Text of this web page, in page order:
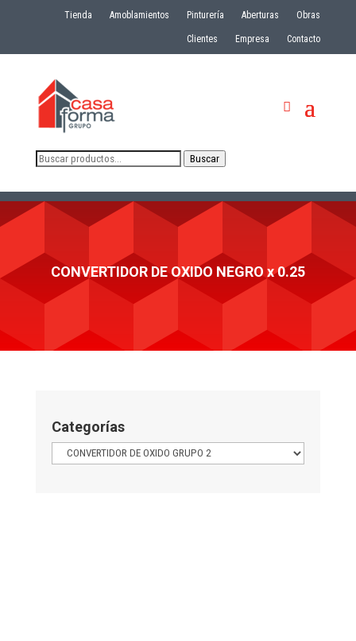
Tienda Amoblamientos Pinturería Aberturas Obras
Clientes Empresa Contacto
Buscar
Buscar
CONVERTIDOR DE OXIDO NEGRO x 0.25
Categorías